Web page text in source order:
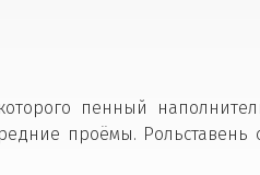
пенный
проёмы. Рольставень